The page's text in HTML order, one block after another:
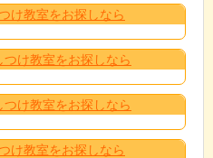
け教室をお探しなら
け教室をお探しなら
け教室をお探しなら
け教室をお探しなら